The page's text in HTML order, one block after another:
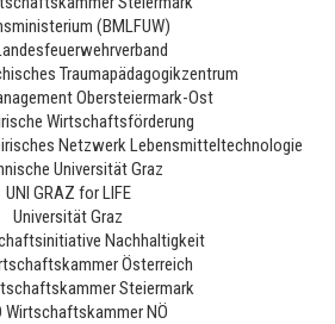
(BMLFUW)
Traumapädagogikzentrum
Obersteiermark-Ost
Wirtschaftsförderung
Netzwerk Lebensmitteltechnologie
Universität Graz
UNI GRAZ for LIFE
Universität Graz
Nachhaltigkeit
Österreich
Steiermark
Wirtschaftskammer NÖ